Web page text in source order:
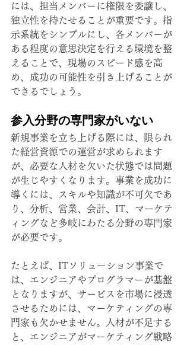
には、担当メンバーに権限を委譲し、
独立性を持たせることが重要です。指
示系統をシンプルにし、各メンバーが
ある程度の意思決定を行える環境を整
えることで、現場のスピード感を高
め、成功の可能性を引き上げることが
できるでしょう。
参入分野の専門家がいない
新規事業を立ち上げる際には、限られ
た経営資源での運営が求められます
が、必要な人材を欠いた状態では問題
が生じやすくなります。事業を成功に
導くには、スキルや知識が不可欠であ
り、分析、営業、会計、IT、マーケテ
ィングなど多岐にわたる分野の専門家
が必要です。
たとえば、ITソリューション事業で
は、エンジニアやプログラマーが基盤
となりますが、サービスを市場に浸透
させるためには、マーケティングの専
門家も欠かせません。人材が不足する
と、エンジニアがマーケティング戦略